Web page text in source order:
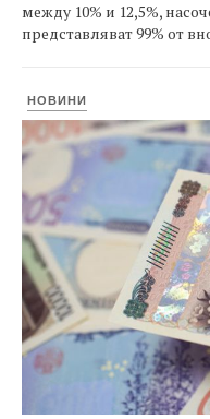
между 10% и 12,5%,
представляват 99% от
НОВИНИ